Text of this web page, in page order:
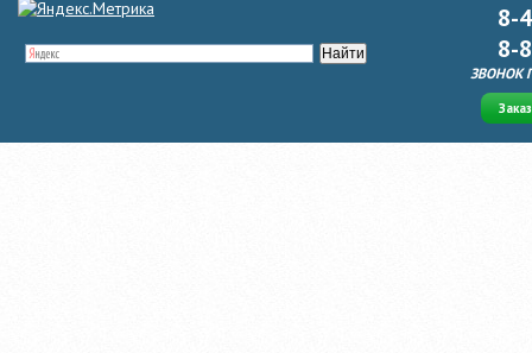
8-
8-
ЗВОНОК